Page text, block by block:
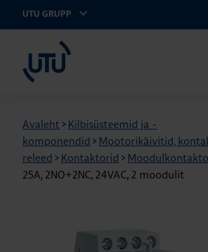
UTU GRUPP
Avaleht > Kilbisüsteemid ja -
komponendid > Mootorikäivitid,
releed > Kontaktorid >
25A, 2NO+2NC, 24VAC, 2 moodulit